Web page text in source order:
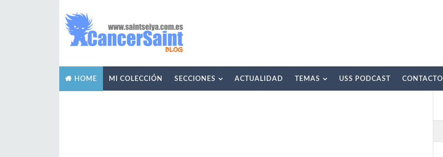
HOME MI COLECCIÓN SECCIONES ACTUALIDAD TEMAS USS PODCAST CONTACTO